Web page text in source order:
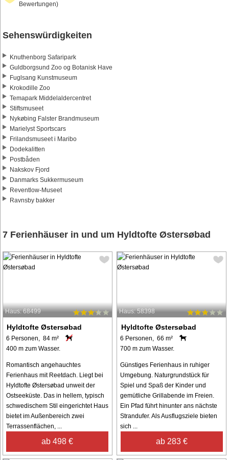
Bewertungen)
Sehenswürdigkeiten
Knuthenborg Safaripark
Guldborgsund Zoo og Botanisk Have
Fuglsang Kunstmuseum
Krokodille Zoo
Temapark Middelaldercentret
Stiftsmuseet
Nykøbing Falster Brandmuseum
Marielyst Sportscars
Frilandsmuseet i Maribo
Dodekalitten
Postbåden
Nakskov Fjord
Danmarks Sukkermuseum
Reventlow-Museet
Ravnsby bakker
7 Ferienhäuser in und um Hyldtofte Østersøbad
Haus: 68499
Hyldtofte Østersøbad
6 Personen, 84 m²
400 m zum Wasser.
Romantisch angehauchtes
Ferienhaus mit Reetdach. Liegt bei
Hyldtofte Østersøbad unweit der
Ostseeküste. Das in hellem, typisch
schwedischem Stil eingerichtet Haus
bietet im Außenbereich zwei
Terrassenflächen, ...
ab 498 €
Haus: 58398
Hyldtofte Østersøbad
6 Personen, 66 m²
700 m zum Wasser.
Günstiges Ferienhaus in ruhiger
Umgebung. Naturgrundstück für
Spiel und Spaß der Kinder und
gemütliche Grillabende im Freien.
Ein Pfad führt hinunter ans nächste
Strandufer. Als Ausflugsziele bieten
sich ...
ab 283 €